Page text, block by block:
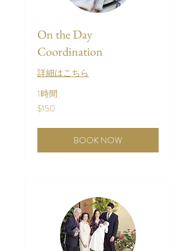
On the Day
Coordination
詳細はこちら
1時間
150
米
ル
$150
BOOK NOW